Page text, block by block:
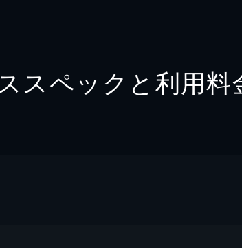
スペックと利用料